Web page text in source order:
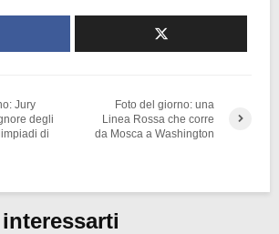
Jury
degli
di
Foto del giorno: una
Linea Rossa che corre
da Mosca a Washington